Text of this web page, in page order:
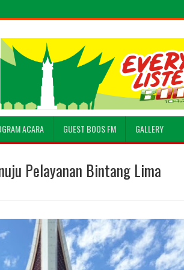
ACARA GUEST BOOS FM GALLERY
Pelayanan Bintang Lima